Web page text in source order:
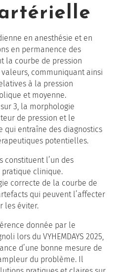
en anesthésie et en
en permanence des
la courbe de pression
communiquant ainsi
à la pression
et moyenne.
3, la morphologie
de pression et le
qui entraîne des diagnostics
potentielles.
constituent l’un des
clinique.
correcte de la courbe de
qui peuvent l’affecter
les éviter.
donnée par le
lors du VYHEMDAYS 2025,
d’une bonne mesure de
du problème. Il